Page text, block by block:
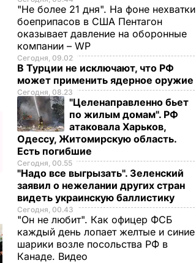
"Не более 21 дня". На фоне нехватки
боеприпасов в США Пентагон
оказывает давление на оборонные
компании – WP
Сегодня, 09.02
В Турции не исключают, что РФ
может применить ядерное оружие
Сегодня, 08.23
"Целенаправленно бьет
по жилым домам". РФ
атаковала Харьков,
Одессу, Житомирскую область.
Есть погибшие
Сегодня, 00.55
"Надо все выгрызать". Зеленский
заявил о нежелании других стран
видеть украинскую баллистику
Сегодня, 00.43
"Он не любит". Как офицер ФСБ
каждый день лопает желтые и синие
шарики возле посольства РФ в
Канаде. Видео